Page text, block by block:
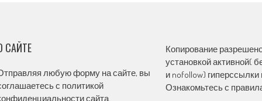
САЙТЕ
любую форму на сайте, вы
с политикой
сайта.
Копирование
установкой активной(
и nofollow) гиперссылки
Ознакомьтесь с